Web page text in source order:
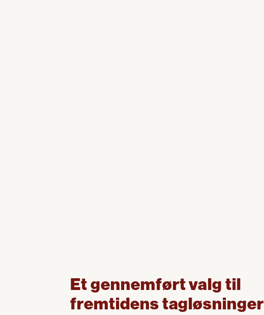
Et gennemført valg til
fremtidens tagløsninger